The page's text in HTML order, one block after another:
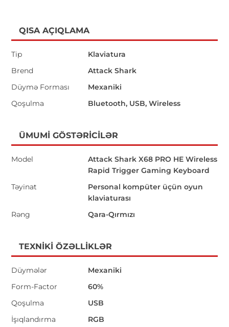
QISA AÇIQLAMA
Tip
Klaviatura
Brend
Attack Shark
Düymə Forması
Mexaniki
Qoşulma
Bluetooth, USB, Wireless
ÜMUMI GÖSTƏRICILƏR
Model
Attack Shark X68 PRO HE Wireless
Rapid Trigger Gaming Keyboard
Təyinat
Personal kompüter üçün oyun
klaviaturası
Rəng
Qara-Qırmızı
TEXNIKI ÖZƏLLIKLƏR
Düymələr
Mexaniki
Form-Factor
60%
Qoşulma
USB
İşıqlandırma
RGB